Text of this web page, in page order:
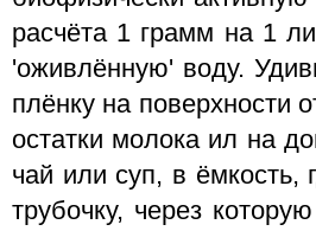
расчёта 1 грамм на 1
'оживлённую' воду.
плёнку на поверхности
остатки молока ил на
чай или суп, в ёмкость,
трубочку, через